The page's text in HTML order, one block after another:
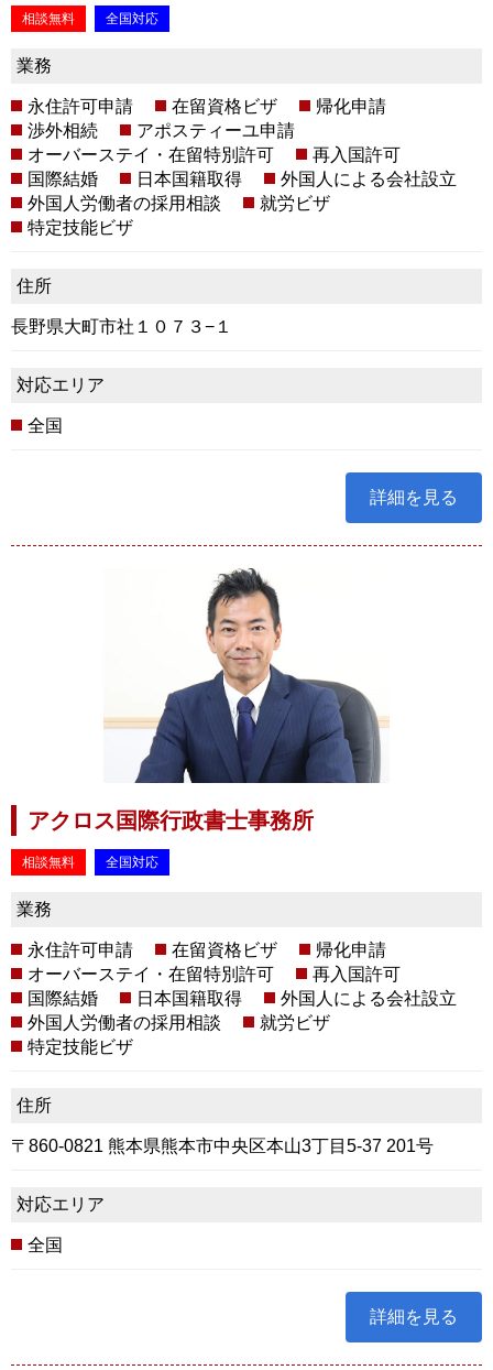
相談無料 全国対応
業務
永住許可申請 在留資格ビザ
帰化申請
渉外相続
アポスティーユ申請
オーバーステイ・在留特別許可
再入国許可
国際結婚
日本国籍取得
外国人による会社設立
外国人労働者の採用相談
就労ビザ
特定技能ビザ
住所
長野県大町市社１０７３−１
対応エリア
全国
詳細を見る
アクロス国際行政書士事務所
相談無料 全国対応
業務
永住許可申請 在留資格ビザ
帰化申請
オーバーステイ・在留特別許可
再入国許可
国際結婚
日本国籍取得
外国人による会社設立
外国人労働者の採用相談
就労ビザ
特定技能ビザ
住所
〒860-0821 熊本県熊本市中央区本山3丁目5-37 201号
対応エリア
全国
詳細を見る